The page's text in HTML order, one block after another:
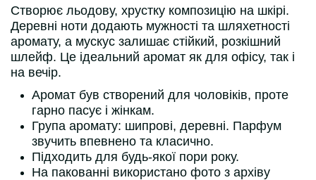
Створює льодову, хрустку композицію на шкірі.
Деревні ноти додають мужності та шляхетності
аромату, а мускус залишає стійкий, розкішний
шлейф. Це ідеальний аромат як для офісу, так і
на вечір.
Аромат був створений для чоловіків, проте
гарно пасує і жінкам.
Група аромату: шипрові, деревні. Парфум
звучить впевнено та класично.
Підходить для будь-якої пори року.
На пакованні використано фото з архіву